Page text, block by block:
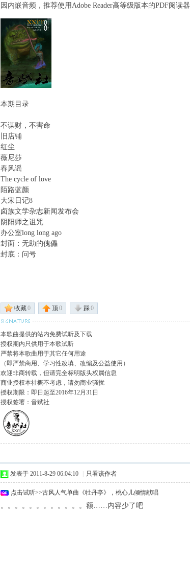
因内嵌音频，推荐使用Adobe Reader高等级版本的PDF阅读器
本期目录
不谋财，不害命
旧店铺
红尘
薇尼莎
春风谣
The cycle of love
陌路蓝颜
大宋日记8
卤族文学杂志新闻发布会
阴阳师之诅咒
办公室long long ago
封面：无助的傀儡
封底：问号
收藏0 顶0 踩0
本歌曲提供的站内免费试听及下载
授权期内只供用于本歌试听
严禁将本歌曲用于其它任何用途
（即严禁商用、学习性改填、改编及公益使用）
欢迎非商转载，但请完全标明版头权属信息
商业授权本社概不考虑，请勿商业骚扰
授权期限：即日起至2016年12月31日
授权签署：音赋社
发表于 2011-8-29 06:04:10 只看该作者
点击试听>>古风人气单曲《牡丹亭》，桃心儿倾情献唱
。。。。。。。。。。。。额……内容少了吧